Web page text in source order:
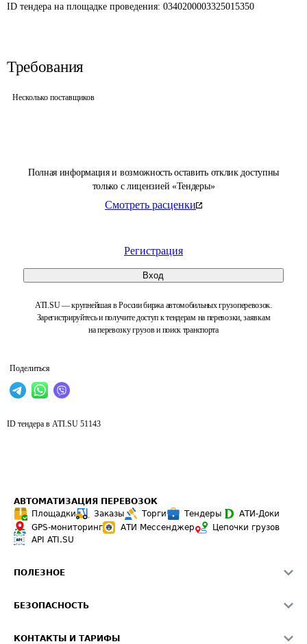
Полная информация и возможность оставить отклик доступны
только с лицензией «Тендеры»
Смотреть расценки
Регистрация
Вход
ATI.SU — крупнейшая в России биржа автомобильных грузоперевозок.
Зарегистрируйтесь и получите доступ к тендерам на перевозки, заявкам
на перевозку грузов и поиск транспорта
Поделиться
ID тендера на площадке проведения: 0340200003325015350
Требования
Несколько поставщиков
ID тендера в ATI.SU 51143
АВТОМАТИЗАЦИЯ ПЕРЕВОЗОК
Площадки
Заказы Торги Тендеры
АТИ-Доки
GPS-мониторинг
АТИ Мессенджер
Цепочки грузов
API ATI.SU
ПОЛЕЗНОЕ
Звезды ATI.SU на вашем сайте
БЕЗОПАСНОСТЬ
КОНТАКТЫ И ТАРИФЫ